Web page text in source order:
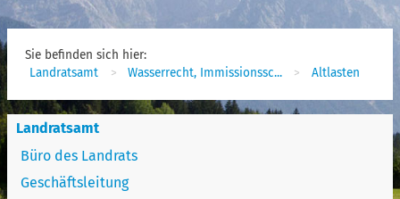
Sie befinden sich hier:
Landratsamt
Wasserrecht, Immissionssc... Altlasten
Landratsamt
Büro des Landrats
Geschäftsleitung